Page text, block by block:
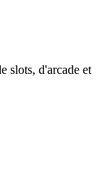
slots, d'arcade et